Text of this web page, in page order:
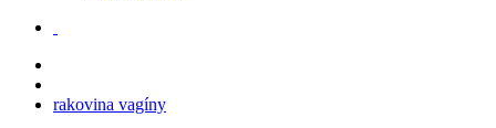
rakovina vagíny